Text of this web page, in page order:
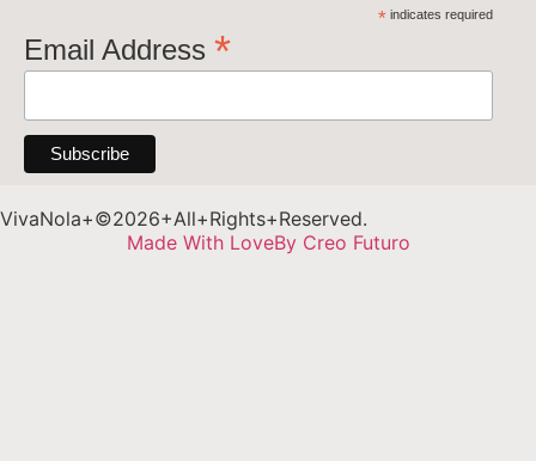
*indicates required
Email Address *
VivaNola+©2026+All+Rights+Reserved.
Made With LoveBy Creo Futuro